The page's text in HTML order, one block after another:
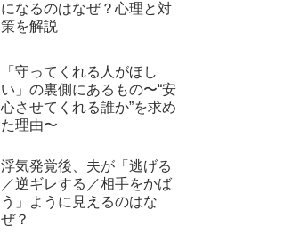
になるのはなぜ？心理と対
策を解説
「守ってくれる人がほし
い」の裏側にあるもの〜“安
心させてくれる誰か”を求め
た理由〜
浮気発覚後、夫が「逃げる
／逆ギレする／相手をかば
う」ように見えるのはな
ぜ？